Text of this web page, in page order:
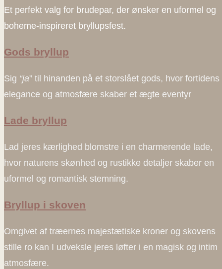
Et perfekt valg for brudepar, der ønsker en uformel og
boheme-inspireret bryllupsfest.
Gods bryllup
Sig “ja” til hinanden på et storslået gods, hvor fortidens
elegance og atmosfære skaber et ægte eventyr
Lade bryllup
Lad jeres kærlighed blomstre i en charmerende lade,
hvor naturens skønhed og rustikke detaljer skaber en
uformel og romantisk stemning.
Bryllup i skoven
Omgivet af træernes majestætiske kroner og skovens
stille ro kan I udveksle jeres løfter i en magisk og intim
atmosfære.